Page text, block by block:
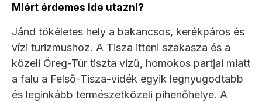
Miért érdemes ide utazni?
Jánd tökéletes hely a bakancsos, kerékpáros és
vízi turizmushoz. A Tisza itteni szakasza és a
közeli Öreg-Túr tiszta vizű, homokos partjai miatt
a falu a Felső-Tisza-vidék egyik legnyugodtabb
és leginkább természetközeli pihenőhelye. A